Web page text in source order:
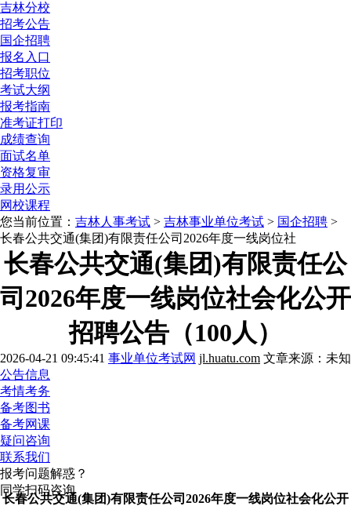
吉林分校
招考公告
国企招聘
报名入口
招考职位
考试大纲
报考指南
准考证打印
成绩查询
面试名单
资格复审
录用公示
网校课程
您当前位置： 吉林人事考试 > 吉林事业单位考试 > 国企招聘 >
长春公共交通(集团)有限责任公司2026年度一线岗位社
长春公共交通(集团)有限责任公
司2026年度一线岗位社会化公开
招聘公告（100人）
2026-04-21 09:45:41 事业单位考试网 jl.huatu.com 文章来源：未知
公告信息
考情考务
备考图书
备考网课
疑问咨询
联系我们
报考问题解惑？
同学扫码咨询
长春公共交通(集团)有限责任公司2026年度一线岗位社会化公开